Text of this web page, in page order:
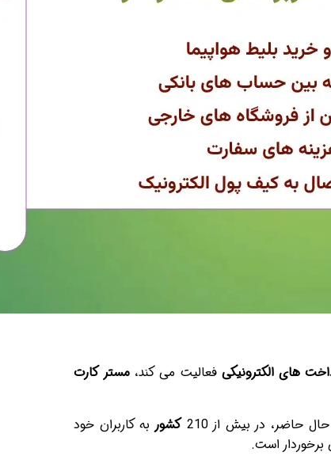
های الکترونیکی فعالیت می کند،مستر کارت
کشور به کاربران خود
برخوردار است.